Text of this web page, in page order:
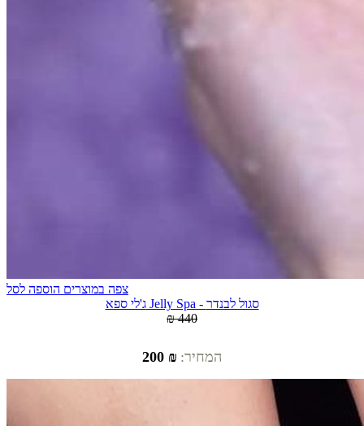
צפה במוצרים הוספה לסל
ג'לי ספא Jelly Spa - סגול לבנדר
₪ 440
המחיר: ₪ 200